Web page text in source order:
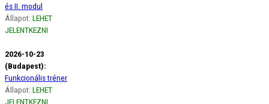
és II. modul
Állapot: LEHET
JELENTKEZNI
2026-10-23
(Budapest):
Funkcionális tréner
Állapot: LEHET
JELENTKEZNI